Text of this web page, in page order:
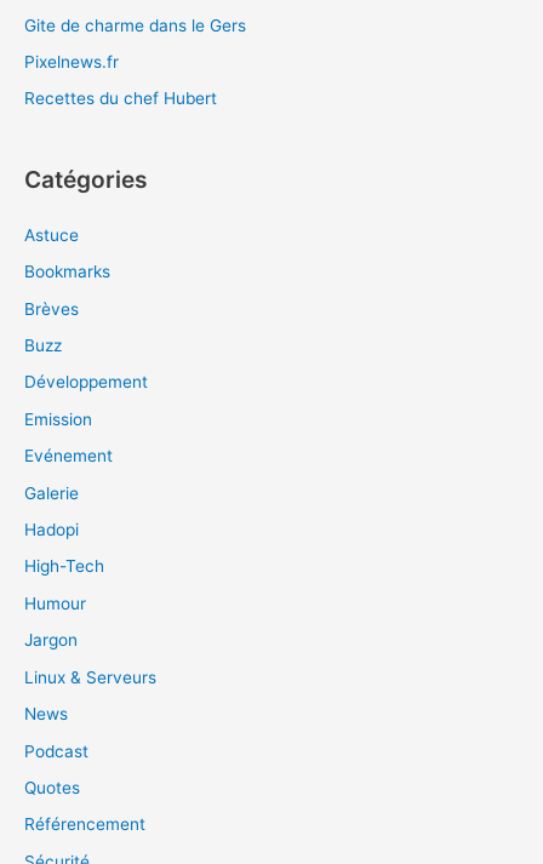
Gite de charme dans le Gers
Pixelnews.fr
Recettes du chef Hubert
Catégories
Astuce
Bookmarks
Brèves
Buzz
Développement
Emission
Evénement
Galerie
Hadopi
High-Tech
Humour
Jargon
Linux & Serveurs
News
Podcast
Quotes
Référencement